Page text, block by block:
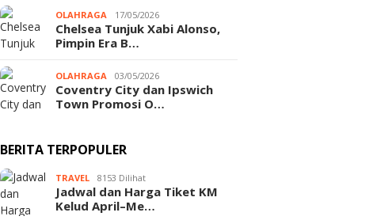
OLAHRAGA 17/05/2026
Chelsea Tunjuk Xabi Alonso,
Pimpin Era B…
OLAHRAGA 03/05/2026
Coventry City dan Ipswich
Town Promosi O…
BERITA TERPOPULER
TRAVEL 8153 Dilihat
Jadwal dan Harga Tiket KM
Kelud April–Me…